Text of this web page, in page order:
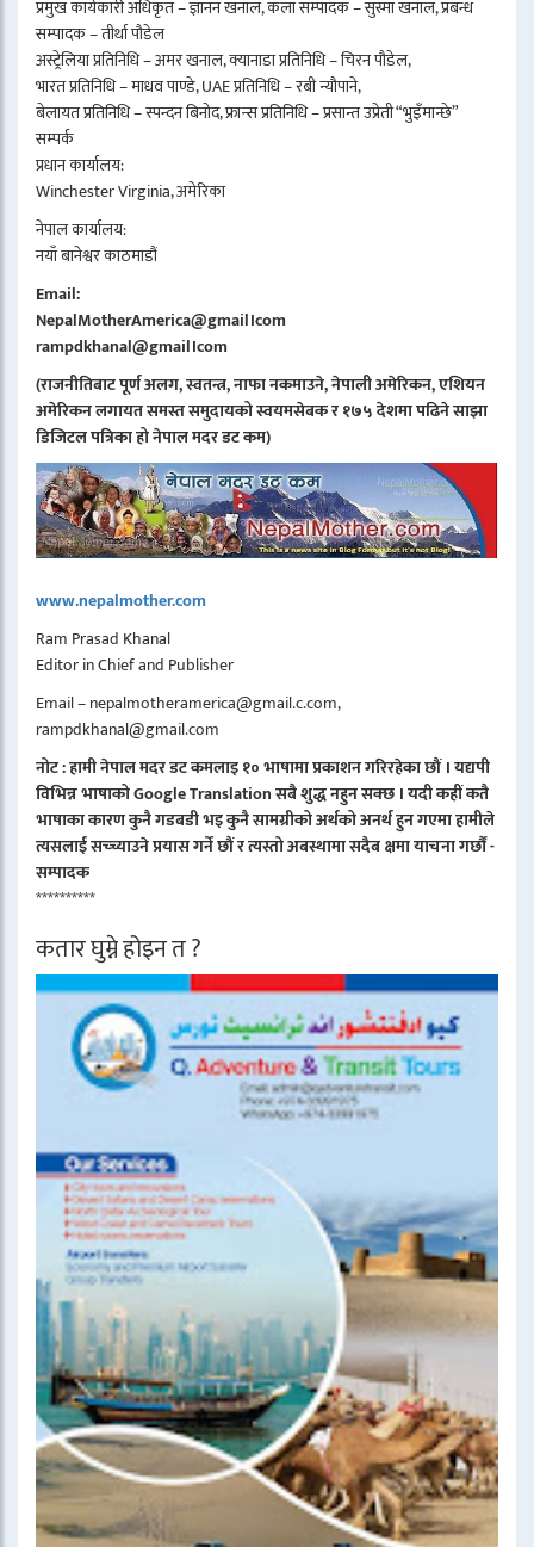
प्रमुख कार्यकारी अधिकृत – ज्ञानन खनाल, कला सम्पादक – सुस्मा खनाल, प्रबन्ध
सम्पादक – तीर्था पौडेल
अस्ट्रेलिया प्रतिनिधि – अमर खनाल, क्यानाडा प्रतिनिधि – चिरन पौडेल,
भारत प्रतिनिधि – माधव पाण्डे, UAE प्रतिनिधि – रबी न्यौपाने,
बेलायत प्रतिनिधि – स्पन्दन बिनोद, फ्रान्स प्रतिनिधि – प्रसान्त उप्रेती “भुइँमान्छे”
सम्पर्क
प्रधान कार्यालय:
Winchester Virginia, अमेरिका
नेपाल कार्यालय:
नयाँ बानेश्वर काठमाडौं
Email:
NepalMotherAmerica@gmail।com
rampdkhanal@gmail।com
(राजनीतिबाट पूर्ण अलग, स्वतन्त्र, नाफा नकमाउने, नेपाली अमेरिकन, एशियन
अमेरिकन लगायत समस्त समुदायको स्वयमसेबक र १७५ देशमा पढिने साझा
डिजिटल पत्रिका हो नेपाल मदर डट कम)
www.nepalmother.com
Ram Prasad Khanal
Editor in Chief and Publisher
Email – nepalmotheramerica@gmail.c.com,
rampdkhanal@gmail.com
नोट : हामी नेपाल मदर डट कमलाइ १० भाषामा प्रकाशन गरिरहेका छौं । यद्यपी
विभिन्न भाषाको Google Translation सबै शुद्ध नहुन सक्छ । यदी कहीं कतै
भाषाका कारण कुनै गडबडी भइ कुनै सामग्रीको अर्थको अनर्थ हुन गएमा हामीले
त्यसलाई सच्च्याउने प्रयास गर्ने छौं र त्यस्तो अबस्थामा सदैब क्षमा याचना गर्छौं -
सम्पादक
**********
कतार घुम्ने होइन त ?